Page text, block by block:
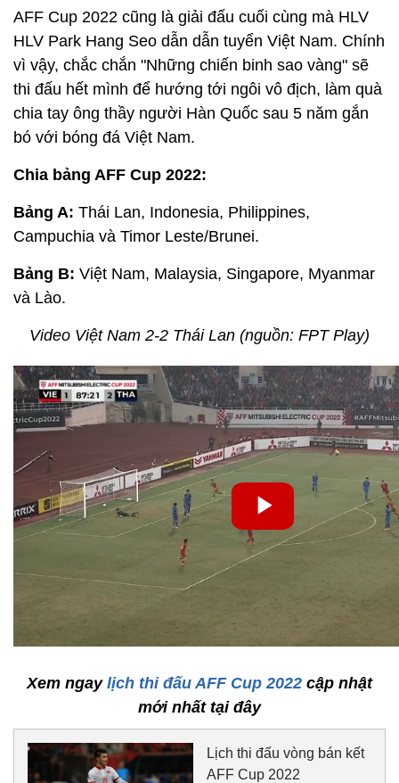
AFF Cup 2022 cũng là giải đấu cuối cùng mà HLV
HLV Park Hang Seo dẫn dẫn tuyển Việt Nam. Chính
vì vậy, chắc chắn "Những chiến binh sao vàng" sẽ
thi đấu hết mình để hướng tới ngôi vô địch, làm quà
chia tay ông thầy người Hàn Quốc sau 5 năm gắn
bó với bóng đá Việt Nam.
Chia bảng AFF Cup 2022:
Bảng A: Thái Lan, Indonesia, Philippines,
Campuchia và Timor Leste/Brunei.
Bảng B: Việt Nam, Malaysia, Singapore, Myanmar
và Lào.
Video Việt Nam 2-2 Thái Lan (nguồn: FPT Play)
Xem ngay lịch thi đấu AFF Cup 2022 cập nhật
mới nhất tại đây
Lịch thi đấu vòng bán kết
AFF Cup 2022